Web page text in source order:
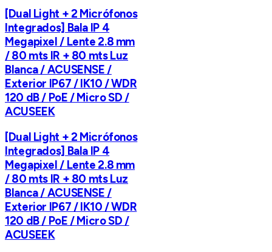
[Dual Light + 2 Micrófonos
Integrados] Bala IP 4
Megapixel / Lente 2.8 mm
/ 80 mts IR + 80 mts Luz
Blanca / ACUSENSE /
Exterior IP67 / IK10 / WDR
120 dB / PoE / Micro SD /
ACUSEEK
[Dual Light + 2 Micrófonos
Integrados] Bala IP 4
Megapixel / Lente 2.8 mm
/ 80 mts IR + 80 mts Luz
Blanca / ACUSENSE /
Exterior IP67 / IK10 / WDR
120 dB / PoE / Micro SD /
ACUSEEK